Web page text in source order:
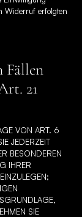
Widerruf erfolgten
Fällen
21
VON ART. 6
JEDERZEIT
BESONDEREN
IHRER
SIE